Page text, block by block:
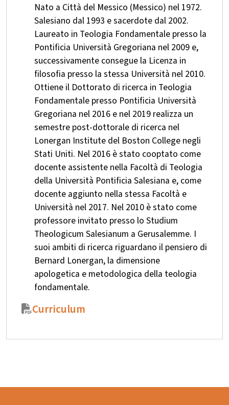
Nato a Città del Messico (Messico) nel 1972.
Salesiano dal 1993 e sacerdote dal 2002.
Laureato in Teologia Fondamentale presso la
Pontificia Università Gregoriana nel 2009 e,
successivamente consegue la Licenza in
filosofia presso la stessa Università nel 2010.
Ottiene il Dottorato di ricerca in Teologia
Fondamentale presso Pontificia Università
Gregoriana nel 2016 e nel 2019 realizza un
semestre post-dottorale di ricerca nel
Lonergan Institute del Boston College negli
Stati Uniti. Nel 2016 è stato cooptato come
docente assistente nella Facoltà di Teologia
della Università Pontificia Salesiana e, come
docente aggiunto nella stessa Facoltà e
Università nel 2017. Nel 2010 è stato come
professore invitato presso lo Studium
Theologicum Salesianum a Gerusalemme. I
suoi ambiti di ricerca riguardano il pensiero di
Bernard Lonergan, la dimensione
apologetica e metodologica della teologia
fondamentale.
Curriculum